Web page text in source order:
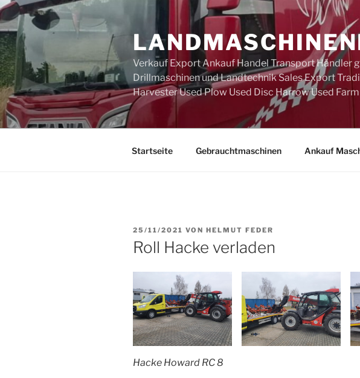
Zum
Inhalt
springen
Verkauf Export Ankauf Handel Transport Händler
Drillmaschinen und Landtechnik Sales Export
Harvester Used Plow Used Disc Harrow Used
Startseite Gebrauchtmaschinen Ankauf
VERÖFFENTLICHT
AM
25/11/2021 VON HELMUT FEDER
Roll Hacke verladen
Hacke Howard RC 8